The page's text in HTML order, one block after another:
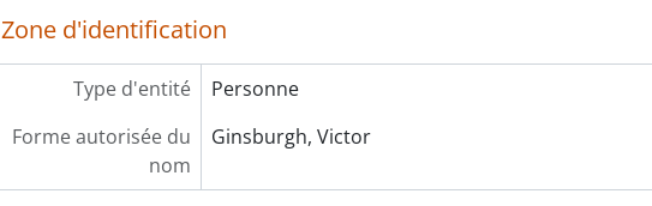
Zone d'identification
Type d'entité
Personne
Forme autorisée du
nom
Ginsburgh, Victor